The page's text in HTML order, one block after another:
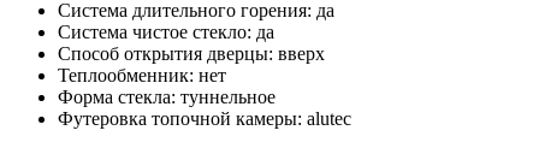
Система длительного горения: да
Система чистое стекло: да
Способ открытия дверцы: вверх
Теплообменник: нет
Форма стекла: туннельное
Футеровка топочной камеры: alutec